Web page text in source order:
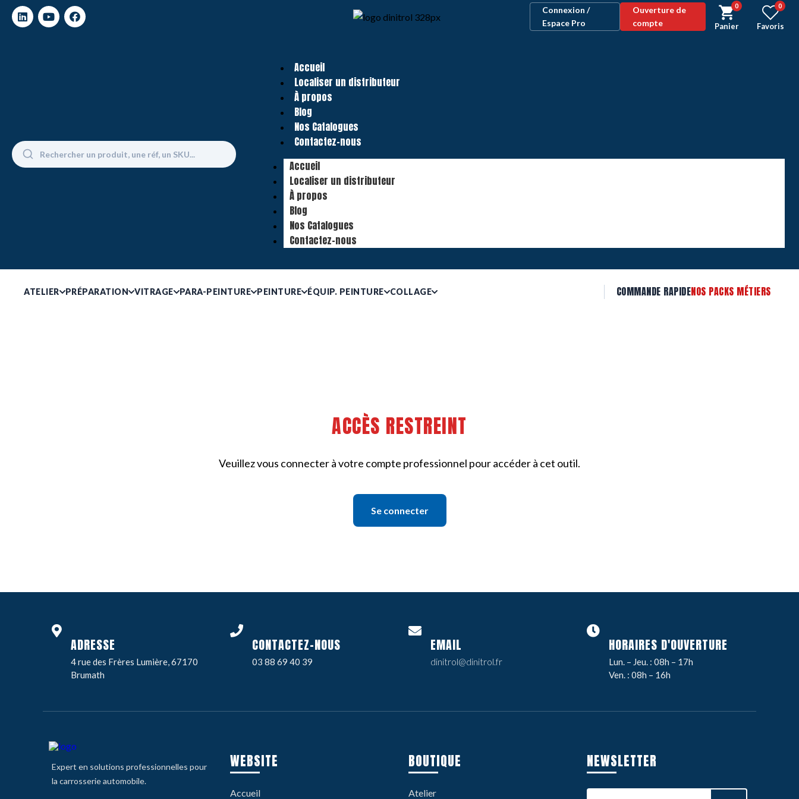
Connexion /
Espace Pro
Ouverture de
compte
0
Panier
0
Favoris
Accueil
Localiser un distributeur
À propos
Blog
Nos Catalogues
Contactez-nous
Accueil
Localiser un distributeur
À propos
Blog
Nos Catalogues
Contactez-nous
ATELIER PRÉPARATION VITRAGE PARA-PEINTURE PEINTURE ÉQUIP. PEINTURE COLLAGE COMMANDE RAPIDENOS PACKS MÉTIERS
ACCÈS RESTREINT
Veuillez vous connecter à votre compte professionnel pour accéder à cet outil.
Se connecter
ADRESSE
4 rue des Frères Lumière, 67170
Brumath
CONTACTEZ-NOUS
03 88 69 40 39
EMAIL
dinitrol@dinitrol.fr
HORAIRES D'OUVERTURE
Lun. – Jeu. : 08h – 17h
Ven. : 08h – 16h
Expert en solutions professionnelles pour
la carrosserie automobile.
WEBSITE
Accueil
BOUTIQUE
Atelier
NEWSLETTER